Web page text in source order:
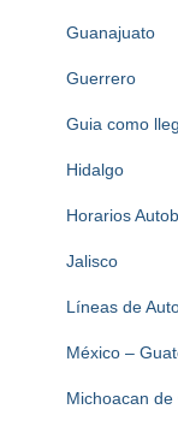
Guanajuato
Guerrero
Guia como
Hidalgo
Horarios
Jalisco
Líneas de
México –
Michoacan